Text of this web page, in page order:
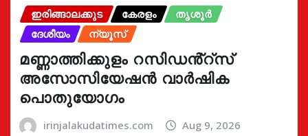
ഇരിങ്ങാലക്കുട കേരളം
തൃശൂർ
ദേശീയം
ന്യൂസ്
മണ്ണാത്തിക്കുളം റസിഡൻ്റ്സ്
അസോസിയേഷൻ വാർഷിക
പൊതുയോഗം
irinjalakudatimes.com Aug 9, 2026